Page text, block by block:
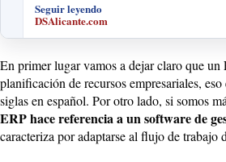
Seguir leyendo
DSAlicante.com
En primer lugar vamos a dejar claro que un
planificación de recursos empresariales,
siglas en español. Por otro lado, si somos
ERP hace referencia a un software de
caracteriza por adaptarse al flujo de trabajo